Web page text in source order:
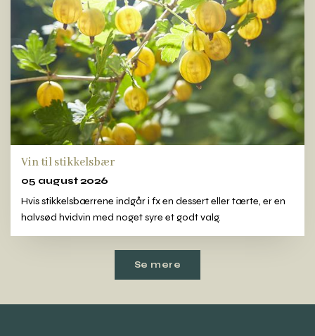
Vin til stikkelsbær
05 august 2026
Hvis stikkelsbærrene indgår i fx en dessert eller tærte, er en
halvsød hvidvin med noget syre et godt valg.
Se mere